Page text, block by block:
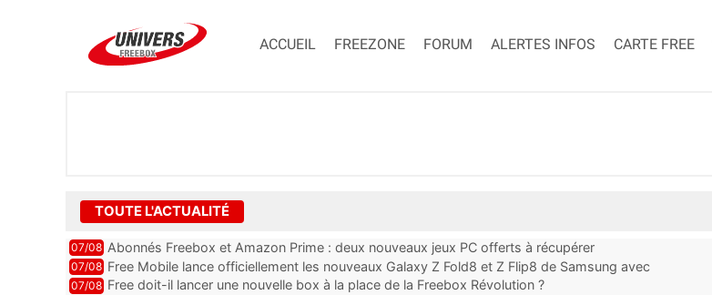
ACCUEIL FREEZONE FORUM ALERTES INFOS CARTE FREE
TOUTE L'ACTUALITÉ
07/08 Abonnés Freebox et Amazon Prime : deux nouveaux jeux PC offerts à récupérer
07/08 Free Mobile lance officiellement les nouveaux Galaxy Z Fold8 et Z Flip8 de Samsung avec
des promos et des cadeaux
07/08 Free doit-il lancer une nouvelle box à la place de la Freebox Révolution ?